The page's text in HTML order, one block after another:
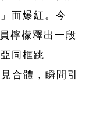
而爆紅。今
檸檬釋出一段
同框跳
合體，瞬間引